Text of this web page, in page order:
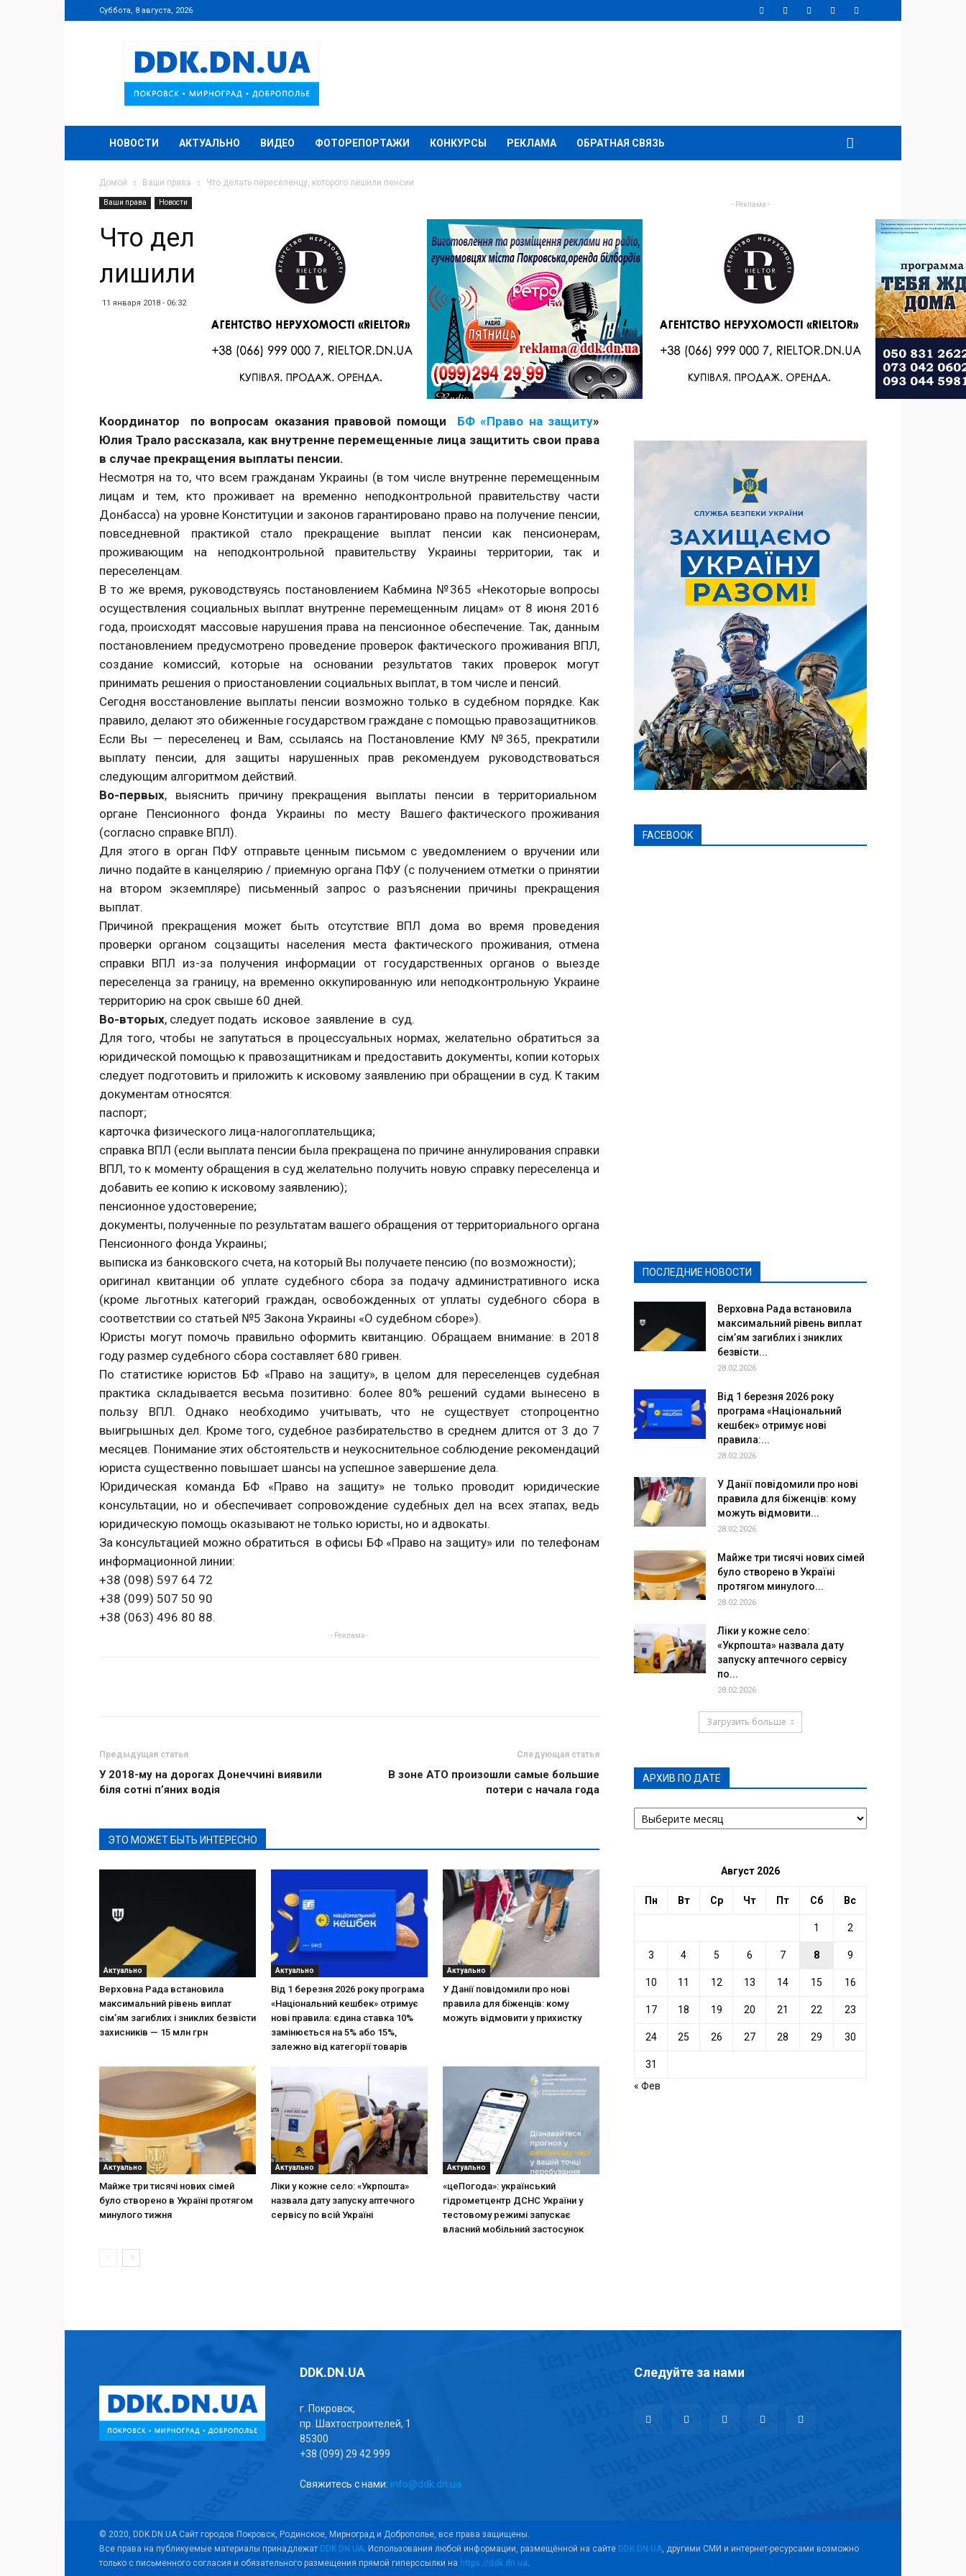
Суббота, 8 августа, 2026
DDK.DN.UA
НОВОСТИ АКТУАЛЬНО ВИДЕО ФОТОРЕПОРТАЖИ КОНКУРСЫ РЕКЛАМА ОБРАТНАЯ СВЯЗЬ
Домой Ваши права Что делать переселенцу, которого лишили пенсии
Ваши права Новости
Что делать переселенцу, которого
лишили пенсии
11 января 2018 - 06:32
Координатор по вопросам оказания правовой помощи БФ «Право на защиту»
Юлия Трало рассказала, как внутренне перемещенные лица защитить свои права
в случае прекращения выплаты пенсии.
Несмотря на то, что всем гражданам Украины (в том числе внутренне перемещенным
лицам и тем, кто проживает на временно неподконтрольной правительству части
Донбасса) на уровне Конституции и законов гарантировано право на получение пенсии,
повседневной практикой стало прекращение выплат пенсии как пенсионерам,
проживающим на неподконтрольной правительству Украины территории, так и
переселенцам.
В то же время, руководствуясь постановлением Кабмина №365 «Некоторые вопросы
осуществления социальных выплат внутренне перемещенным лицам» от 8 июня 2016
года, происходят массовые нарушения права на пенсионное обеспечение. Так, данным
постановлением предусмотрено проведение проверок фактического проживания ВПЛ,
создание комиссий, которые на основании результатов таких проверок могут
принимать решения о приостановлении социальных выплат, в том числе и пенсий.
Сегодня восстановление выплаты пенсии возможно только в судебном порядке. Как
правило, делают это обиженные государством граждане с помощью правозащитников.
Если Вы — переселенец и Вам, ссылаясь на Постановление КМУ №365, прекратили
выплату пенсии, для защиты нарушенных прав рекомендуем руководствоваться
следующим алгоритмом действий.
Во-первых, выяснить причину прекращения выплаты пенсии в территориальном
органе Пенсионного фонда Украины по месту Вашего фактического проживания
(согласно справке ВПЛ).
Для этого в орган ПФУ отправьте ценным письмом с уведомлением о вручении или
лично подайте в канцелярию / приемную органа ПФУ (с получением отметки о принятии
на втором экземпляре) письменный запрос о разъяснении причины прекращения
выплат.
Причиной прекращения может быть отсутствие ВПЛ дома во время проведения
проверки органом соцзащиты населения места фактического проживания, отмена
справки ВПЛ из-за получения информации от государственных органов о выезде
переселенца за границу, на временно оккупированную или неподконтрольную Украине
территорию на срок свыше 60 дней.
Во-вторых, следует подать исковое заявление в суд.
Для того, чтобы не запутаться в процессуальных нормах, желательно обратиться за
юридической помощью к правозащитникам и предоставить документы, копии которых
следует подготовить и приложить к исковому заявлению при обращении в суд. К таким
документам относятся:
паспорт;
карточка физического лица-налогоплательщика;
справка ВПЛ (если выплата пенсии была прекращена по причине аннулирования справки
ВПЛ, то к моменту обращения в суд желательно получить новую справку переселенца и
добавить ее копию к исковому заявлению);
пенсионное удостоверение;
документы, полученные по результатам вашего обращения от территориального органа
Пенсионного фонда Украины;
выписка из банковского счета, на который Вы получаете пенсию (по возможности);
оригинал квитанции об уплате судебного сбора за подачу административного иска
(кроме льготных категорий граждан, освобожденных от уплаты судебного сбора в
соответствии со статьей №5 Закона Украины «О судебном сборе»).
Юристы могут помочь правильно оформить квитанцию. Обращаем внимание: в 2018
году размер судебного сбора составляет 680 гривен.
По статистике юристов БФ «Право на защиту», в целом для переселенцев судебная
практика складывается весьма позитивно: более 80% решений судами вынесено в
пользу ВПЛ. Однако необходимо учитывать, что не существует стопроцентно
выигрышных дел. Кроме того, судебное разбирательство в среднем длится от 3 до 7
месяцев. Понимание этих обстоятельств и неукоснительное соблюдение рекомендаций
юриста существенно повышает шансы на успешное завершение дела.
Юридическая команда БФ «Право на защиту» не только проводит юридические
консультации, но и обеспечивает сопровождение судебных дел на всех этапах, ведь
юридическую помощь оказывают не только юристы, но и адвокаты.
За консультацией можно обратиться в офисы БФ «Право на защиту» или по телефонам
информационной линии:
+38 (098) 597 64 72
+38 (099) 507 50 90
+38 (063) 496 80 88.
- Реклама -
Предыдущая статья
У 2018-му на дорогах Донеччині виявили
біля сотні п’яних водія
Следующая статья
В зоне АТО произошли самые большие
потери с начала года
ЭТО МОЖЕТ БЫТЬ ИНТЕРЕСНО
Актуально
Верховна Рада встановила
максимальний рівень виплат
сім’ям загиблих і зниклих безвісти
захисників — 15 млн грн
Актуально
Від 1 березня 2026 року програма
«Національний кешбек» отримує
нові правила: єдина ставка 10%
замінюється на 5% або 15%,
залежно від категорії товарів
Актуально
У Данії повідомили про нові
правила для біженців: кому
можуть відмовити у прихистку
Актуально
Майже три тисячі нових сімей
було створено в Україні протягом
минулого тижня
Актуально
Ліки у кожне село: «Укрпошта»
назвала дату запуску аптечного
сервісу по всій Україні
Актуально
«цеПогода»: український
гідрометцентр ДСНС України у
тестовому режимі запускає
власний мобільний застосунок
- Реклама -
FACEBOOK
ПОСЛЕДНИЕ НОВОСТИ
Верховна Рада встановила
максимальний рівень виплат
сім’ям загиблих і зниклих
безвісти...
28.02.2026
Від 1 березня 2026 року
програма «Національний
кешбек» отримує нові
правила:...
28.02.2026
У Данії повідомили про нові
правила для біженців: кому
можуть відмовити...
28.02.2026
Майже три тисячі нових сімей
було створено в Україні
протягом минулого...
28.02.2026
Ліки у кожне село:
«Укрпошта» назвала дату
запуску аптечного сервісу
по...
28.02.2026
Загрузить больше
АРХИВ ПО ДАТЕ
АРХИВ
ПО
Август 2026
Пн Вт Ср Чт Пт Сб Вс
1 2
3 4 5 6 7 8 9
10 11 12 13 14 15 16
17 18 19 20 21 22 23
24 25 26 27 28 29 30
31
« Фев
DDK.DN.UA
г. Покровск,
пр. Шахтостроителей, 1
85300
+38 (099) 29 42 999
Свяжитесь с нами: info@ddk.dn.ua
Следуйте за нами
© 2020, DDK.DN.UA Сайт городов Покровск, Родинское, Мирноград и Доброполье, все права защищены.
Все права на публикуемые материалы принадлежат DDK.DN.UA. Использования любой информации, размещённой на сайте DDK.DN.UA, другими СМИ и интернет-ресурсами возможно
только с письменного согласия и обязательного размещения прямой гиперссылки на https://ddk.dn.ua.